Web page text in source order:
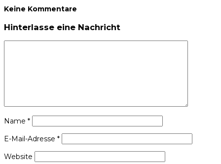
Keine Kommentare
Hinterlasse eine Nachricht
Name *
E-Mail-Adresse *
Website